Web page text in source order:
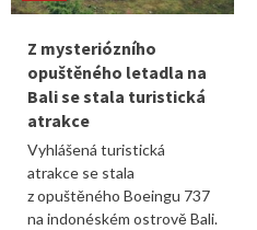
Z mysteriózního
opuštěného letadla na
Bali se stala turistická
atrakce
Vyhlášená turistická
atrakce se stala
z opuštěného Boeingu 737
na indonéském ostrově Bali.